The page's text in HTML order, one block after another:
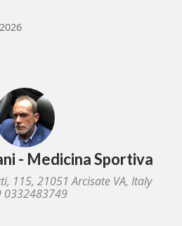
- Medicina Sportiva
115, 21051 Arcisate VA, Italy
0332483749